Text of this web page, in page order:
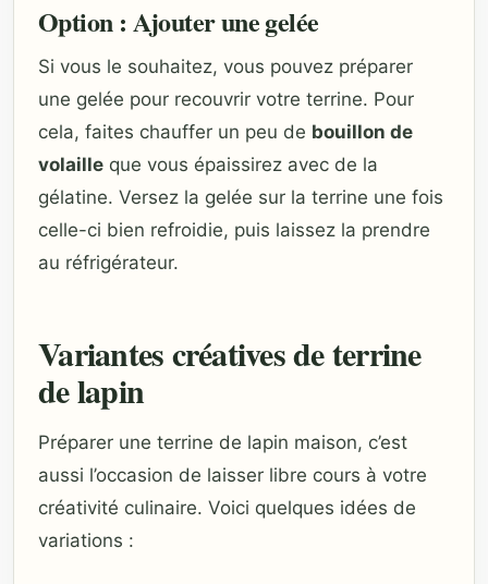
Option : Ajouter une gelée
Si vous le souhaitez, vous pouvez préparer
une gelée pour recouvrir votre terrine. Pour
cela, faites chauffer un peu de bouillon de
volaille que vous épaissirez avec de la
gélatine. Versez la gelée sur la terrine une fois
celle-ci bien refroidie, puis laissez la prendre
au réfrigérateur.
Variantes créatives de terrine
de lapin
Préparer une terrine de lapin maison, c’est
aussi l’occasion de laisser libre cours à votre
créativité culinaire. Voici quelques idées de
variations :